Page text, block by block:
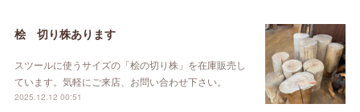
桧 切り株あります
スツールに使うサイズの「桧の切り株」を在庫販売し
ています。気軽にご来店、お問い合わせ下さい。
2025.12.12 00:51